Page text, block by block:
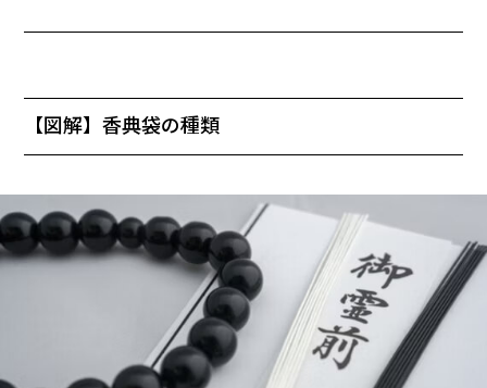
【図解】香典袋の種類